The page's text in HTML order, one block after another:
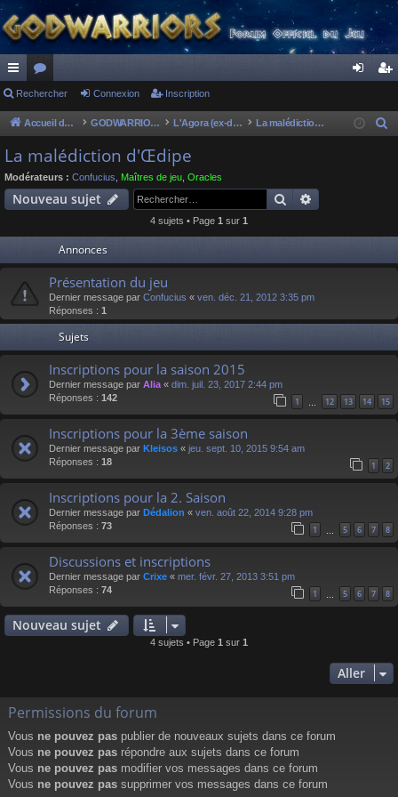
ac
co
ur
ci
or
u
s
ne cri
Rechercher Connexion Inscription
Accueil du forum GODWARRIORS - LE JEU L'Agora (ex-discussions of the dead) La malédiction d'Œdipe
c
La malédiction d'Œdipe
Modérateurs : Confucius Maîtres de jeu Oracles
Nouveau sujet Rechercher
4 sujets • Page 1 sur 1
Annonces
Présentation du jeu
Dernier message par Confucius « ven. déc. 21, 2012 3:35 pm
Réponses : 1
Sujets
Inscriptions pour la saison 2015
Dernier message par Alia « dim. juil. 23, 2017 2:44 pm
Réponses : 142 1 12 13 14 15
Inscriptions pour la 3ème saison
Dernier message par Kleisos « jeu. sept. 10, 2015 9:54 am
Réponses : 18 1 2
Inscriptions pour la 2. Saison
Dernier message par Dédalion « ven. août 22, 2014 9:28 pm
Réponses : 73 1 5 6 7 8
Discussions et inscriptions
Dernier message par Crixe « mer. févr. 27, 2013 3:51 pm
Réponses : 74 1 5 6 7 8
Nouveau sujet
4 sujets • Page 1 sur 1
Aller
Permissions du forum
Vous ne pouvez pas publier de nouveaux sujets dans ce forum
Vous ne pouvez pas répondre aux sujets dans ce forum
Vous ne pouvez pas modifier vos messages dans ce forum
Vous ne pouvez pas supprimer vos messages dans ce forum